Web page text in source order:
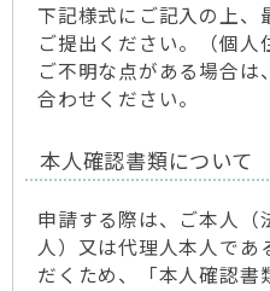
下記様式にご記入の上、
ご提出ください。（個人
ご不明な点がある場合は
合わせください。
本人確認書類について
申請する際は、ご本人（
人）又は代理人本人であ
だくため、「本人確認書